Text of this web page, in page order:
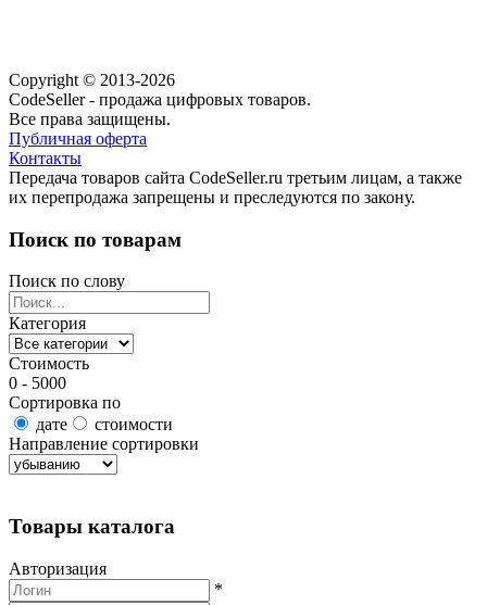
Copyright © 2013-2026
CodeSeller - продажа цифровых товаров.
Все права защищены.
Публичная оферта
Контакты
Передача товаров сайта CodeSeller.ru третьим лицам, а также
их перепродажа запрещены и преследуются по закону.
Поиск по товарам
Поиск по слову
Категория
Стоимость
0 - 5000
Сортировка по
дате
стоимости
Направление сортировки
Товары каталога
Авторизация
*